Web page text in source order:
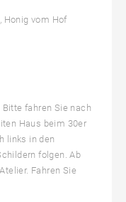
Honig vom Hof
fahren Sie nach
Haus beim 30er
links in den
folgen. Ab
Fahren Sie